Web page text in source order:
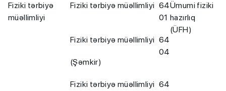
Fiziki tərbiyə
müəllimliyi
Fiziki tərbiyə müəllimliyi 64
01
Ümumi fiziki
hazırlıq
(ÜFH)
Fiziki tərbiyə müəllimliyi
(Şəmkir)
64
04
Fiziki tərbiyə müəllimliyi 64